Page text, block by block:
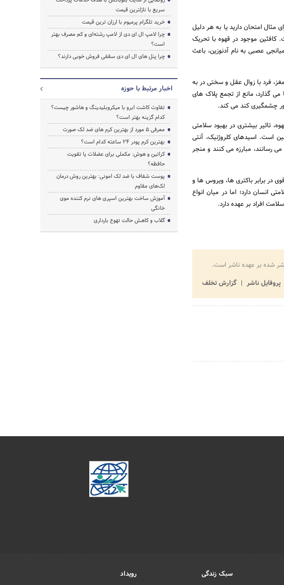
مثال امتحان دارید یا به هر دلیل
کافئین موجود در قهوه با تحریک
عصبی به نام آدنوزین، باعث
فرد با زوال عقل و سختی در به
گذارد، مانع از تجمع پلاک های
چشمگیری کند می کند.
تاثیر بیشتری در بهبود سلامتی
است. اسیدهای کلروژنیک، آنتی
رسانند، مبارزه می کنند و منجر
در برابر باکتری ها، ویروس ها و
انسان دارد؛ اما در میان انواع
افراد بر عهده دارد.
شده بر عهده ناشر است.
پروفایل ناشر
گزارش تخلف
سریع با نازلترین قیمت
خرید تلگرام پرمیوم با ارزان ترین قیمت
چرا لامپ ال ای دی از لامپ رشته‌ای و کم مصرف بهتر
است؟
چرا پنل های ال ای دی سقفی فروش خوبی دارند؟
اخبار مرتبط با حوزه
تفاوت کاشت ابرو با میکروبلیدینگ و هاشور چیست؟
کدام گزینه بهتر است؟
معرفی 5 مورد از بهترین کرم های ضد لک صورت
بهترین کرم پودر 24 ساعته کدام است؟
کراتین و هوش: مکملی برای عضلات یا تقویت
حافظه؟
پوست شفاف با ضد لک امونی: بهترین روش درمان
لک‌های مقاوم
آموزش ساخت بهترین اسپری های نرم‌ کننده موی
خانگی
گلاب و کاهش حالت تهوع بارداری
سبک زندگی رویداد